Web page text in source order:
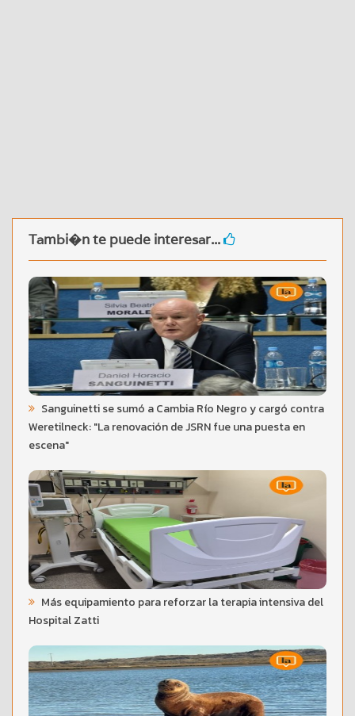
Tambi�n te puede interesar...
Sanguinetti se sumó a Cambia Río Negro y cargó contra
Weretilneck: "La renovación de JSRN fue una puesta en
escena"
Más equipamiento para reforzar la terapia intensiva del
Hospital Zatti